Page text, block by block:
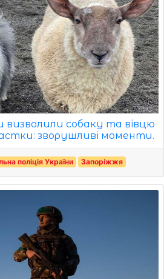
визволили собаку та вівцю
зворушливі моменти.
поліція України Запоріжжя